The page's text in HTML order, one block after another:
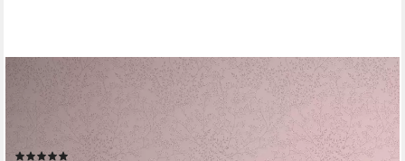
A.S. CRÉATION
Vliestapete Trendwall, leicht strukturiert, floral, Wald, botanisch,
Vintage Tapete Tapete Blumen Tapeten Wohnzimmer
Schlafzimmer Küche
(3)